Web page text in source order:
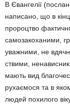
В Євангелії
написано, що в
пророцтво
самозакоханими,
уважними, не
ствими,
мають вид
рухаємося та в
людей похилого